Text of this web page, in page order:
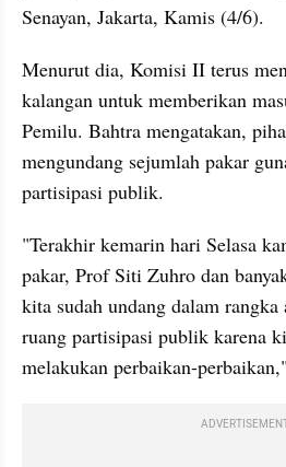
Senayan, Jakarta, Kamis (4/6).
Menurut dia, Komisi II terus
kalangan untuk memberikan
Pemilu. Bahtra mengatakan,
mengundang sejumlah pakar
partisipasi publik.
"Terakhir kemarin hari Selasa
pakar, Prof Siti Zuhro dan
kita sudah undang dalam rangka
ruang partisipasi publik karena
melakukan perbaikan-